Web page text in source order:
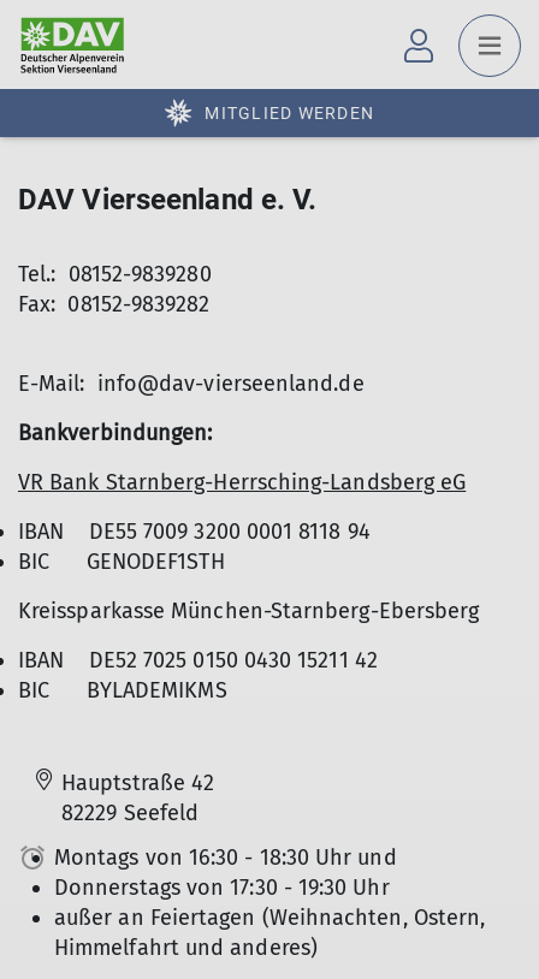
MITGLIED WERDEN
DAV Vierseenland e. V.
Tel.: 08152-9839280
Fax: 08152-9839282
E-Mail: info@dav-vierseenland.de
Bankverbindungen:
VR Bank Starnberg-Herrsching-Landsberg eG
IBAN DE55 7009 3200 0001 8118 94
BIC GENODEF1STH
Kreissparkasse München-Starnberg-Ebersberg
IBAN DE52 7025 0150 0430 15211 42
BIC BYLADEMIKMS
Hauptstraße 42
82229 Seefeld
Montags von 16:30 - 18:30 Uhr und
Donnerstags von 17:30 - 19:30 Uhr
außer an Feiertagen (Weihnachten, Ostern,
Himmelfahrt und anderes)